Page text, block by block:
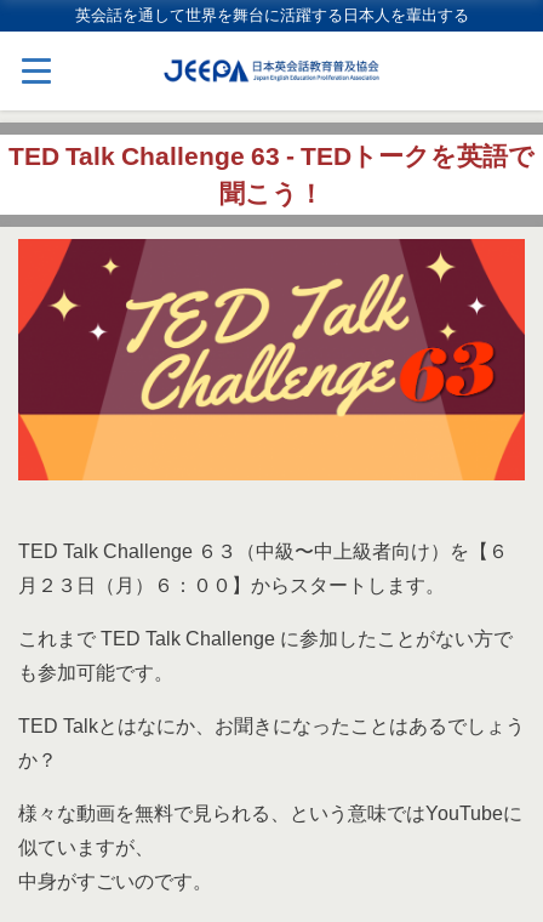
英会話を通して世界を舞台に活躍する日本人を輩出する
TED Talk Challenge 63 - TEDトークを英語で
聞こう！
TED Talk Challenge ６３（中級〜中上級者向け）を【６
月２３日（月）６：００】からスタートします。
これまで TED Talk Challenge に参加したことがない方で
も参加可能です。
TED Talkとはなにか、お聞きになったことはあるでしょう
か？
様々な動画を無料で見られる、という意味ではYouTubeに
似ていますが、
中身がすごいのです。